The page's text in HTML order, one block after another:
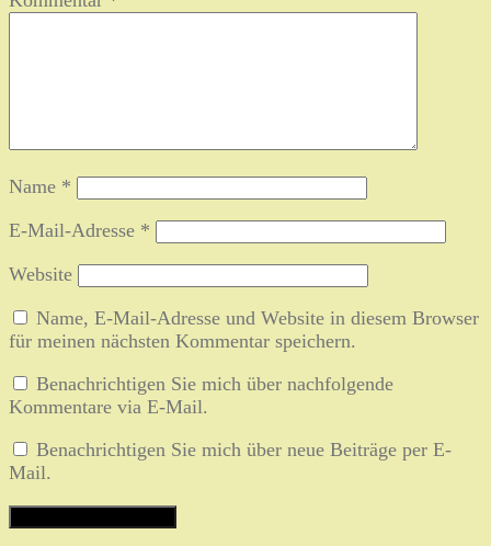
Name *
E-Mail-Adresse *
Website
Name, E-Mail-Adresse und Website in diesem Browser
für meinen nächsten Kommentar speichern.
Benachrichtigen Sie mich über nachfolgende
Kommentare via E-Mail.
Benachrichtigen Sie mich über neue Beiträge per E-
Mail.